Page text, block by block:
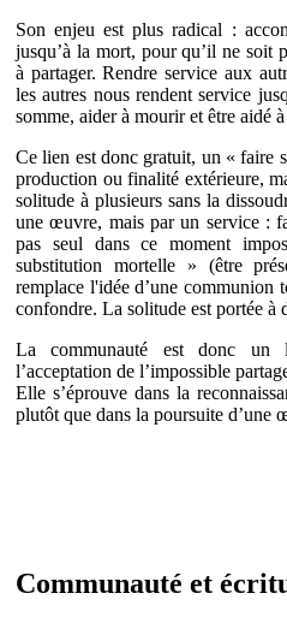
Son enjeu est plus radical :
jusqu’à la mort, pour qu’il ne soit
à partager. Rendre service aux
les autres nous rendent service
somme, aider à mourir et être aidé
Ce lien est donc gratuit, un « faire
production ou finalité extérieure,
solitude à plusieurs sans la
une œuvre, mais par un service :
pas seul dans ce moment
substitution mortelle » (être
remplace l'idée d’une communion
confondre. La solitude est portée à
La communauté est donc un
l’acceptation de l’impossible
Elle s’éprouve dans la
plutôt que dans la poursuite d’une
Communauté et